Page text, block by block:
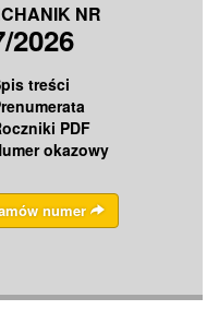
NR
2026
treści
PDF
okazowy
numer